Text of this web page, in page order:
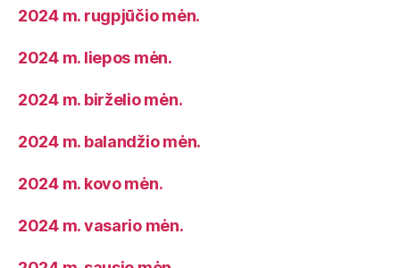
2024 m. rugpjūčio mėn.
2024 m. liepos mėn.
2024 m. birželio mėn.
2024 m. balandžio mėn.
2024 m. kovo mėn.
2024 m. vasario mėn.